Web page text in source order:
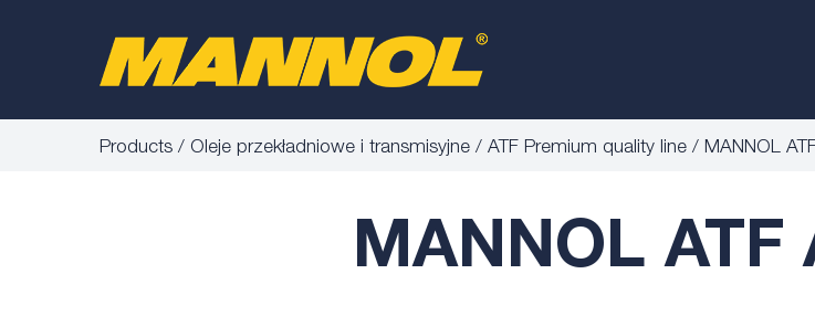
Products Oleje przekładniowe i transmisyjne ATF Premium quality line MANNOL
MANNOL ATF